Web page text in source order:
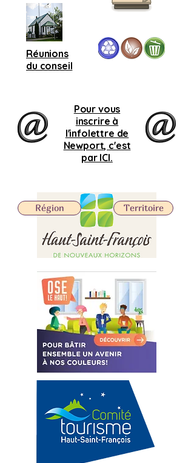
Réunions
du conseil
Pour vous
inscrire à
l'infolettre de
Newport, c'est
par ICI.
Territoire
Région